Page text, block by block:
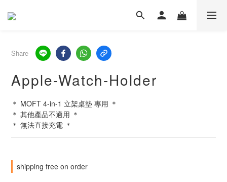
Share
Apple-Watch-Holder
＊ MOFT 4-in-1 立架桌墊 專用 ＊
＊ 其他產品不適用 ＊
＊ 無法直接充電 ＊
shipping free on order